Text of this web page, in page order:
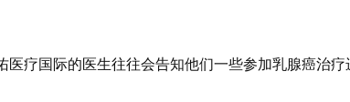
疗国际的医生往往会告知他们一些参加乳腺癌治